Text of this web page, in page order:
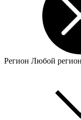
Регион Любой регион